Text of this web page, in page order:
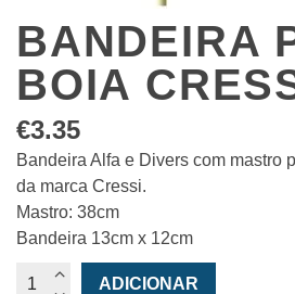
BANDEIRA
BOIA
€3.35
Bandeira Alfa e Divers com mastro
da marca Cressi.
Mastro: 38cm
Bandeira 13cm x 12cm
Quantidade
ADICIONAR